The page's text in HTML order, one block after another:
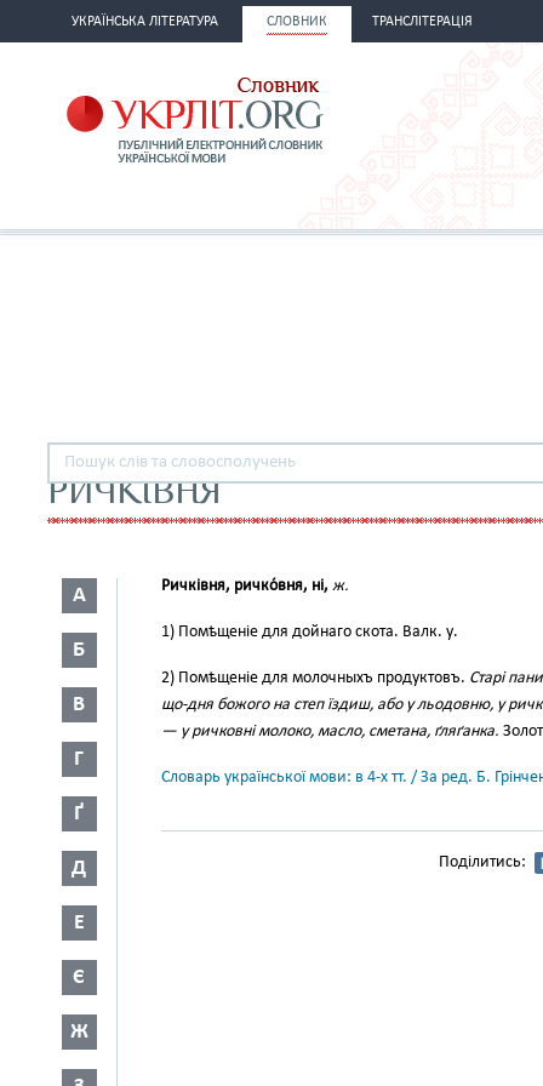
УКРАЇНСЬКА ЛІТЕРАТУРА СЛОВНИК ТРАНСЛІТЕРАЦІЯ
РИЧКІВНЯ
А
Б
В
Г
Ґ
Д
Е
Є
Ж
Ричківня, ричко́вня, ні, ж.
1) Помѣщеніе для дойнаго скота. Валк. у.
2) Помѣщеніе для молочныхъ продуктовъ. Старі
що-дня божого на степ їздиш, або у льодовню, у
— у ричковні молоко, масло, сметана, ґляґанка.
Словарь української мови: в 4-х тт. / За ред. Б.
Поділитись: